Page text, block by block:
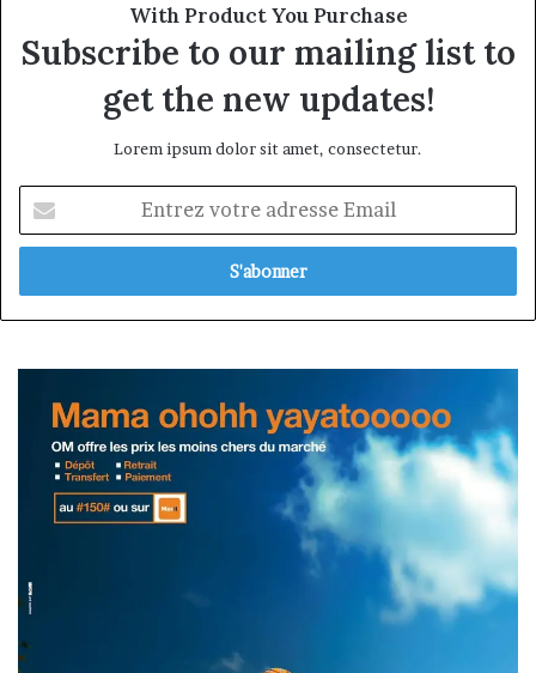
With Product You Purchase
Subscribe to our mailing list to
get the new updates!
Lorem ipsum dolor sit amet, consectetur.
votre
adresse